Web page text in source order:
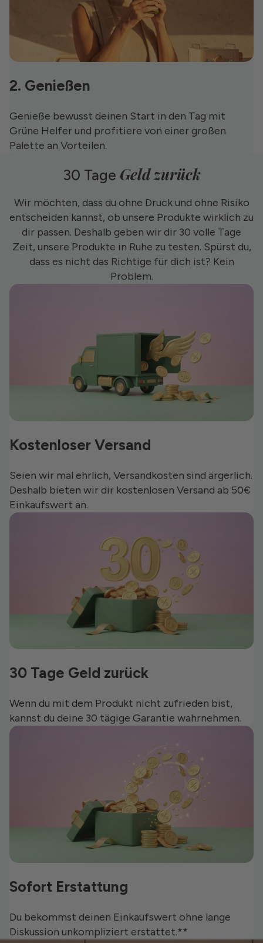
2. Genießen
Genieße bewusst deinen Start in den Tag mit
Grüne Helfer und profitiere von einer großen
Palette an Vorteilen.
30 Tage Geld zurück
Wir möchten, dass du ohne Druck und ohne Risiko
entscheiden kannst, ob unsere Produkte wirklich zu
dir passen. Deshalb geben wir dir 30 volle Tage
Zeit, unsere Produkte in Ruhe zu testen. Spürst du,
dass es nicht das Richtige für dich ist? Kein
Problem.
Kostenloser Versand
Seien wir mal ehrlich, Versandkosten sind ärgerlich.
Deshalb bieten wir dir kostenlosen Versand ab 50€
Einkaufswert an.
30 Tage Geld zurück
Wenn du mit dem Produkt nicht zufrieden bist,
kannst du deine 30 tägige Garantie wahrnehmen.
Sofort Erstattung
Du bekommst deinen Einkaufswert ohne lange
Diskussion unkompliziert erstattet.**